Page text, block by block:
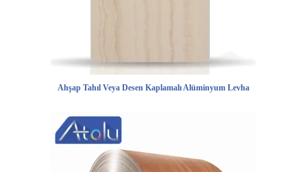
Ahşap Tahıl Veya Desen Kaplamalı Alüminyum Levha